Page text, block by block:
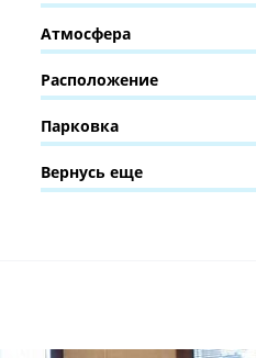
Атмосфера
Расположение
Парковка
Вернусь еще